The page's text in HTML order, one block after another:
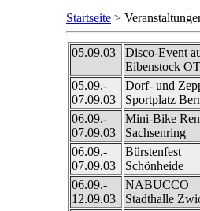
Startseite >
05.09.03
Disco-Event
Eibenstock
05.09.-
07.09.03
Dorf- und
Sportplatz
06.09.-
07.09.03
Mini-Bike
Sachsenring
06.09.-
07.09.03
Bürstenfest
Schönheide
06.09.-
12.09.03
NABUCCO
Stadthalle